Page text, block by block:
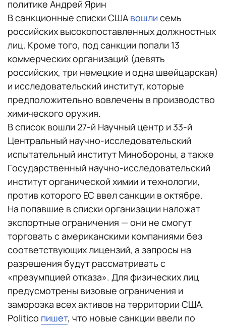
политике Андрей Ярин
В санкционные списки США вошли семь
российских высокопоставленных должностных
лиц. Кроме того, под санкции попали 13
коммерческих организаций (девять
российских, три немецкие и одна швейцарская)
и исследовательский институт, которые
предположительно вовлечены в производство
химического оружия.
В список вошли 27-й Научный центр и 33-й
Центральный научно-исследовательский
испытательный институт Минобороны, а также
Государственный научно-исследовательский
институт органической химии и технологии,
против которого ЕС ввел санкции в октябре.
На попавшие в списки организации наложат
экспортные ограничения — они не смогут
торговать с американскими компаниями без
соответствующих лицензий, а запросы на
разрешения будут рассматривать с
«презумпцией отказа». Для физических лиц
предусмотрены визовые ограничения и
заморозка всех активов на территории США.
Politico пишет, что новые санкции ввели по